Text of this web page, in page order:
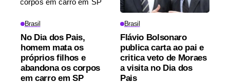
Brasil
No Dia dos Pais,
homem mata os
próprios filhos e
abandona os corpos
em carro em SP
Brasil
Flávio Bolsonaro
publica carta ao pai e
critica veto de Moraes
a visita no Dia dos
Pais